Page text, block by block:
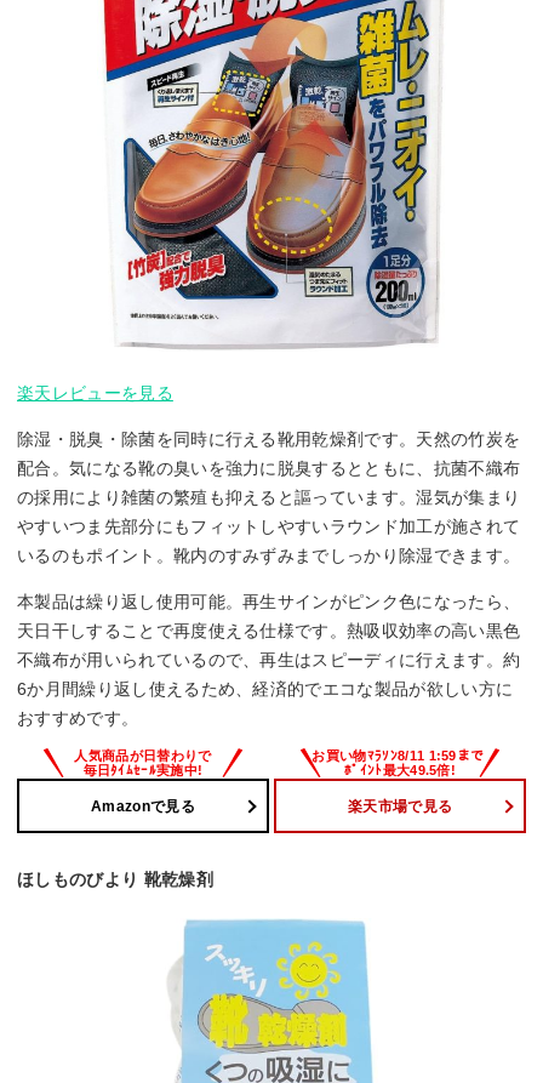
楽天レビューを見る
除湿・脱臭・除菌を同時に行える靴用乾燥剤です。天然の竹炭を
配合。気になる靴の臭いを強力に脱臭するとともに、抗菌不織布
の採用により雑菌の繁殖も抑えると謳っています。湿気が集まり
やすいつま先部分にもフィットしやすいラウンド加工が施されて
いるのもポイント。靴内のすみずみまでしっかり除湿できます。
本製品は繰り返し使用可能。再生サインがピンク色になったら、
天日干しすることで再度使える仕様です。熱吸収効率の高い黒色
不織布が用いられているので、再生はスピーディに行えます。約
6か月間繰り返し使えるため、経済的でエコな製品が欲しい方に
おすすめです。
Amazonで見る 楽天市場で見る
ほしものびより 靴乾燥剤